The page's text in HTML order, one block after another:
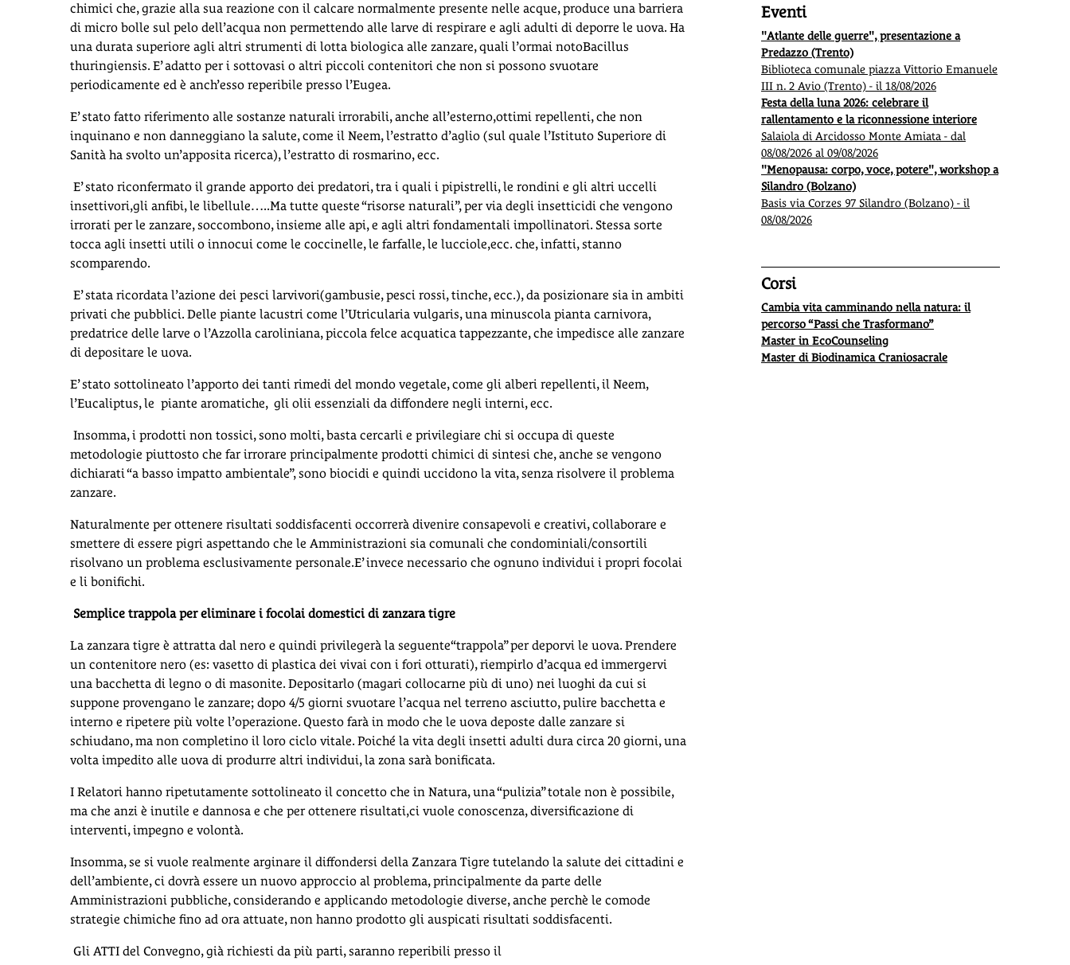
chimici che, grazie alla sua reazione con il calcare normalmente presente nelle acque, produce una barriera
di micro bolle sul pelo dell’acqua non permettendo alle larve di respirare e agli adulti di deporre le uova. Ha
una durata superiore agli altri strumenti di lotta biologica alle zanzare, quali l’ormai notoBacillus
thuringiensis. E’ adatto per i sottovasi o altri piccoli contenitori che non si possono svuotare
periodicamente ed è anch’esso reperibile presso l’Eugea.
E’ stato fatto riferimento alle sostanze naturali irrorabili, anche all’esterno,ottimi repellenti, che non
inquinano e non danneggiano la salute, come il Neem, l’estratto d’aglio (sul quale l’Istituto Superiore di
Sanità ha svolto un’apposita ricerca), l’estratto di rosmarino, ecc.
E’ stato riconfermato il grande apporto dei predatori, tra i quali i pipistrelli, le rondini e gli altri uccelli
insettivori,gli anfibi, le libellule…..Ma tutte queste “risorse naturali”, per via degli insetticidi che vengono
irrorati per le zanzare, soccombono, insieme alle api, e agli altri fondamentali impollinatori. Stessa sorte
tocca agli insetti utili o innocui come le coccinelle, le farfalle, le lucciole,ecc. che, infatti, stanno
scomparendo.
E’ stata ricordata l’azione dei pesci larvivori(gambusie, pesci rossi, tinche, ecc.), da posizionare sia in ambiti
privati che pubblici. Delle piante lacustri come l’Utricularia vulgaris, una minuscola pianta carnivora,
predatrice delle larve o l’Azzolla caroliniana, piccola felce acquatica tappezzante, che impedisce alle zanzare
di depositare le uova.
E’ stato sottolineato l’apporto dei tanti rimedi del mondo vegetale, come gli alberi repellenti, il Neem,
l’Eucaliptus, le piante aromatiche, gli olii essenziali da diffondere negli interni, ecc.
Insomma, i prodotti non tossici, sono molti, basta cercarli e privilegiare chi si occupa di queste
metodologie piuttosto che far irrorare principalmente prodotti chimici di sintesi che, anche se vengono
dichiarati “a basso impatto ambientale”, sono biocidi e quindi uccidono la vita, senza risolvere il problema
zanzare.
Naturalmente per ottenere risultati soddisfacenti occorrerà divenire consapevoli e creativi, collaborare e
smettere di essere pigri aspettando che le Amministrazioni sia comunali che condominiali/consortili
risolvano un problema esclusivamente personale.E’ invece necessario che ognuno individui i propri focolai
e li bonifichi.
Semplice trappola per eliminare i focolai domestici di zanzara tigre
La zanzara tigre è attratta dal nero e quindi privilegerà la seguente“trappola” per deporvi le uova. Prendere
un contenitore nero (es: vasetto di plastica dei vivai con i fori otturati), riempirlo d’acqua ed immergervi
una bacchetta di legno o di masonite. Depositarlo (magari collocarne più di uno) nei luoghi da cui si
suppone provengano le zanzare; dopo 4/5 giorni svuotare l’acqua nel terreno asciutto, pulire bacchetta e
interno e ripetere più volte l’operazione. Questo farà in modo che le uova deposte dalle zanzare si
schiudano, ma non completino il loro ciclo vitale. Poiché la vita degli insetti adulti dura circa 20 giorni, una
volta impedito alle uova di produrre altri individui, la zona sarà bonificata.
I Relatori hanno ripetutamente sottolineato il concetto che in Natura, una “pulizia” totale non è possibile,
ma che anzi è inutile e dannosa e che per ottenere risultati,ci vuole conoscenza, diversificazione di
interventi, impegno e volontà.
Insomma, se si vuole realmente arginare il diffondersi della Zanzara Tigre tutelando la salute dei cittadini e
dell’ambiente, ci dovrà essere un nuovo approccio al problema, principalmente da parte delle
Amministrazioni pubbliche, considerando e applicando metodologie diverse, anche perchè le comode
strategie chimiche fino ad ora attuate, non hanno prodotto gli auspicati risultati soddisfacenti.
Gli ATTI del Convegno, già richiesti da più parti, saranno reperibili presso il
Eventi
"Atlante delle guerre", presentazione a
Predazzo (Trento)
Biblioteca comunale piazza Vittorio Emanuele
III n. 2 Avio (Trento) - il 18/08/2026
Festa della luna 2026: celebrare il
rallentamento e la riconnessione interiore
Salaiola di Arcidosso Monte Amiata - dal
08/08/2026 al 09/08/2026
"Menopausa: corpo, voce, potere", workshop a
Silandro (Bolzano)
Basis via Corzes 97 Silandro (Bolzano) - il
08/08/2026
Corsi
Cambia vita camminando nella natura: il
percorso “Passi che Trasformano”
Master in EcoCounseling
Master di Biodinamica Craniosacrale